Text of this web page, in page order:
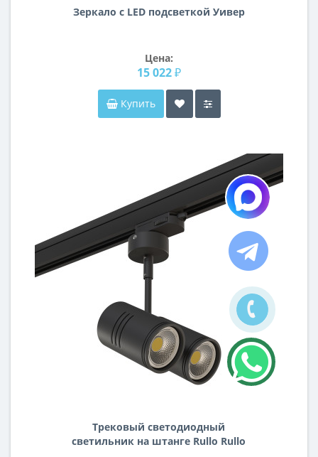
Зеркало с LED подсветкой Уивер
Цена:
15 022 ₽
Купить
Трековый светодиодный
светильник на штанге Rullo Rullo